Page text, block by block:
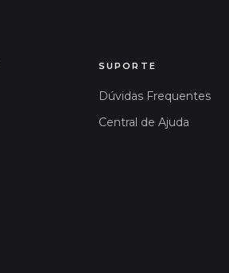
SUPORTE
Dúvidas Frequentes
Central de Ajuda